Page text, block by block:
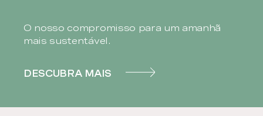
O nosso compromisso para um amanhã
mais sustentável.
DESCUBRA MAIS